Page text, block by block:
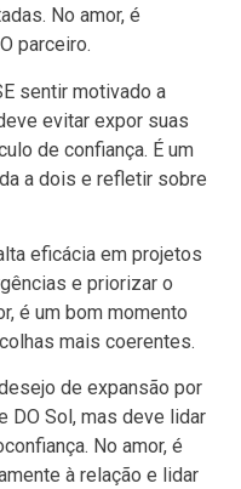
No amor, é
parceiro.
sentir motivado a
evitar expor suas
de confiança. É um
a dois e refletir sobre
eficácia em projetos
e priorizar o
é um bom momento
mais coerentes.
de expansão por
DO Sol, mas deve lidar
No amor, é
à relação e lidar